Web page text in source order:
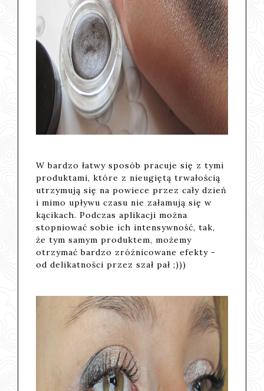
W bardzo łatwy sposób pracuje się z tymi
produktami, które z nieugiętą trwałością
utrzymują się na powiece przez cały dzień
i mimo upływu czasu nie załamują się w
kącikach. Podczas aplikacji można
stopniować sobie ich intensywność, tak,
że tym samym produktem, możemy
otrzymać bardzo zróżnicowane efekty -
od delikatności przez szał pał ;)))